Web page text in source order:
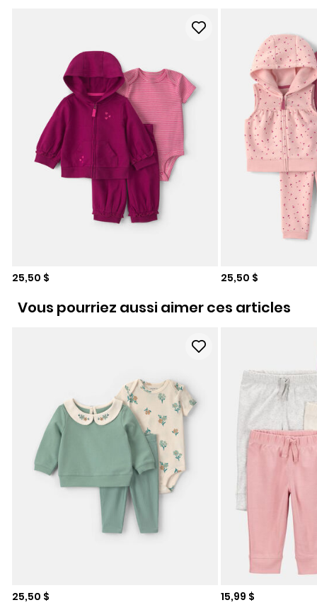
Prix de solde
25,50 $ Prix de solde
25,50 $
Vous pourriez aussi aimer ces articles
Prix de solde
25,50 $ Prix de solde
15,99 $